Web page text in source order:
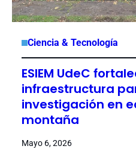
Ciencia & Tecnología
ESIEM UdeC
infraestructura
investigación en
montaña
Mayo 6, 2026